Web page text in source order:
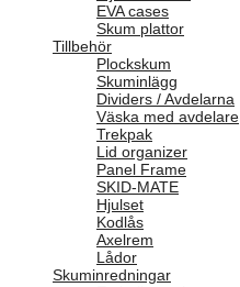
EVA cases
Skum plattor
Tillbehör
Plockskum
Skuminlägg
Dividers / Avdelarna
Väska med avdelare
Trekpak
Lid organizer
Panel Frame
SKID-MATE
Hjulset
Kodlås
Axelrem
Lådor
Skuminredningar